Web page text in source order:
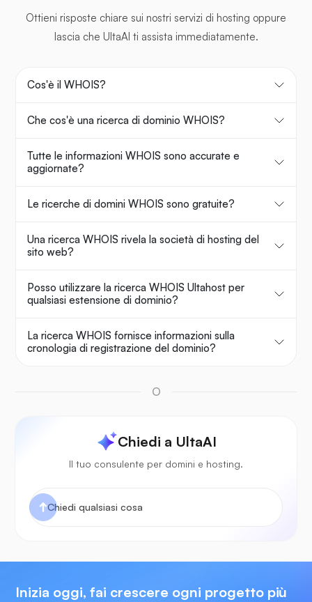
Ottieni risposte chiare sui nostri servizi di hosting oppure
lascia che UltaAI ti assista immediatamente.
Cos'è il WHOIS?
Che cos'è una ricerca di dominio WHOIS?
Tutte le informazioni WHOIS sono accurate e
aggiornate?
Le ricerche di domini WHOIS sono gratuite?
Una ricerca WHOIS rivela la società di hosting del
sito web?
Posso utilizzare la ricerca WHOIS Ultahost per
qualsiasi estensione di dominio?
La ricerca WHOIS fornisce informazioni sulla
cronologia di registrazione del dominio?
O
Chiedi a UltaAI
Il tuo consulente per domini e hosting.
Inizia oggi, fai crescere ogni progetto più